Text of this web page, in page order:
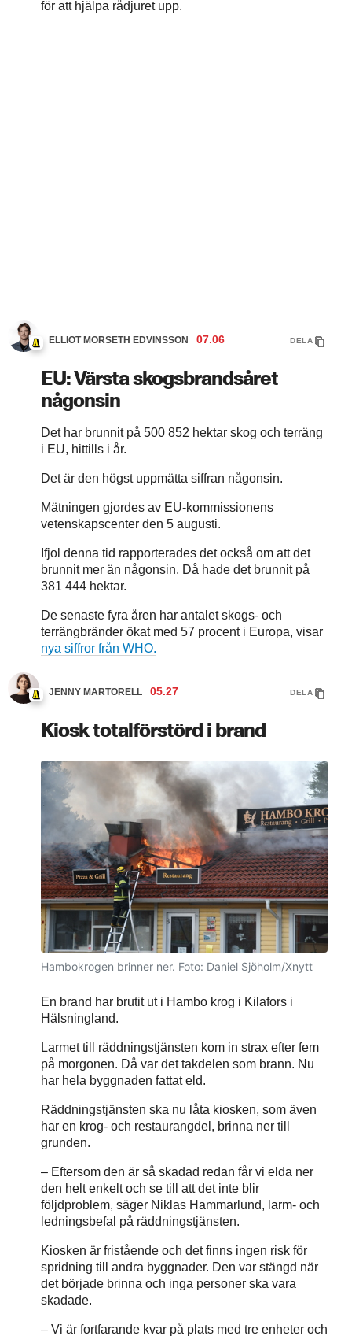
för att hjälpa rådjuret upp.
ELLIOT MORSETH EDVINSSON 07.06 DELA
EU: Värsta skogsbrandsåret
någonsin
Det har brunnit på 500 852 hektar skog och terräng
i EU, hittills i år.
Det är den högst uppmätta siffran någonsin.
Mätningen gjordes av EU-kommissionens
vetenskapscenter den 5 augusti.
Ifjol denna tid rapporterades det också om att det
brunnit mer än någonsin. Då hade det brunnit på
381 444 hektar.
De senaste fyra åren har antalet skogs- och
terrängbränder ökat med 57 procent i Europa, visar
nya siffror från WHO.
JENNY MARTORELL 05.27 DELA
Kiosk totalförstörd i brand
Hambokrogen brinner ner. Foto: Daniel Sjöholm/Xnytt
En brand har brutit ut i Hambo krog i Kilafors i
Hälsningland.
Larmet till räddningstjänsten kom in strax efter fem
på morgonen. Då var det takdelen som brann. Nu
har hela byggnaden fattat eld.
Räddningstjänsten ska nu låta kiosken, som även
har en krog- och restaurangdel, brinna ner till
grunden.
– Eftersom den är så skadad redan får vi elda ner
den helt enkelt och se till att det inte blir
följdproblem, säger Niklas Hammarlund, larm- och
ledningsbefal på räddningstjänsten.
Kiosken är fristående och det finns ingen risk för
spridning till andra byggnader. Den var stängd när
det började brinna och inga personer ska vara
skadade.
– Vi är fortfarande kvar på plats med tre enheter och